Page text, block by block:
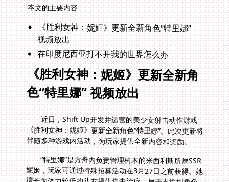
本文的主要内容
《胜利女神：妮姬》更新全新角色“特里娜”
视频放出
在印度尼西亚打不开我的世界怎么办
《胜利女神：妮姬》更新全新角
色“特里娜” 视频放出
近日，Shift Up开发并运营的美少女射击动作游戏
《胜利女神：妮姬》更新全新角色“特里娜”。此次更新将
伴随多种游戏内活动，为玩家提供全新内容和奖励。
“特里娜”是方舟内负责管理树木的米西利斯所属SSR
妮姬，玩家可通过特殊招募活动在3月27日之前获得。她
擅长为体力较低的队友提供集中治疗，属于支援型角色。
她的爆发技能可以提升队友的攻击能力，尤其是强化使用